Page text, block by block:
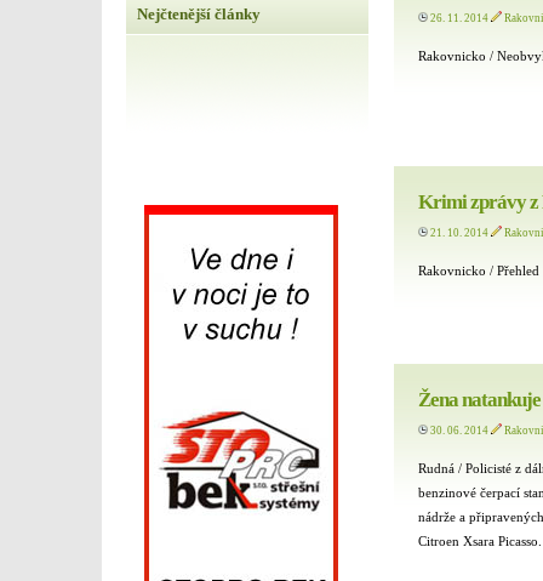
Nejčtenější články 26. 11. 2014
Rakovnicko /
Krimi zprávy z
21. 10. 2014
Rakovnicko /
Žena
30. 06. 2014
Rudná / Policisté z
benzinové čerpací
nádrže a
Citroen Xsara